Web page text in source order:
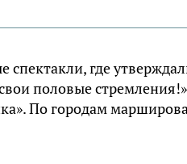
спектакли, где
половые
По городам